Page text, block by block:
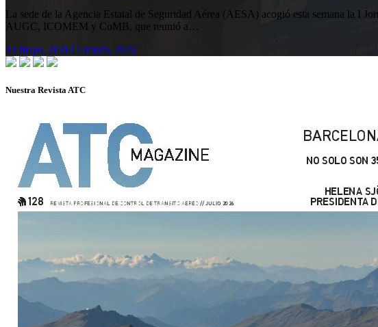
La sede de la Agencia Estatal de Seguridad Aérea (AESA) acogió esta semana la
AUGC, ICOMEM y CoMB, que reunió a…
13 mayo, 202613 mayo, 2026
Nuestra Revista ATC